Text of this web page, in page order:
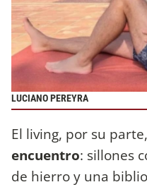
LUCIANO PEREYRA
El living, por su
encuentro: sillones
de hierro y una